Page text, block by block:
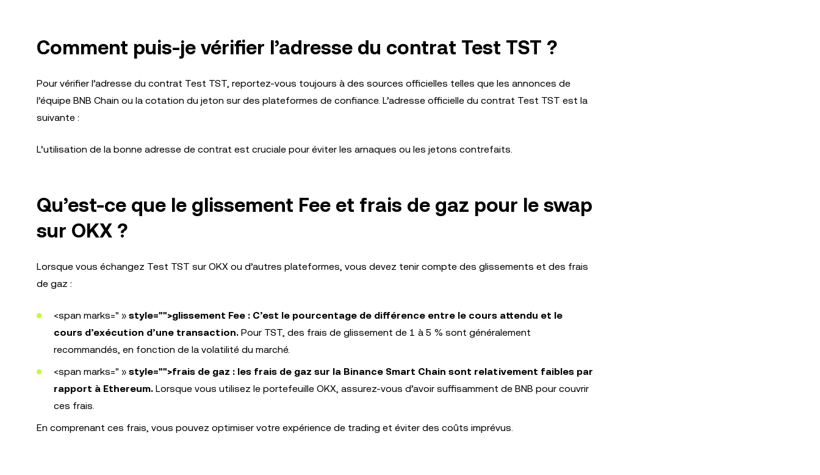
Comment puis-je vérifier l’adresse du contrat Test TST ?
Pour vérifier l’adresse du contrat Test TST, reportez-vous toujours à des sources officielles telles que les annonces de
l’équipe BNB Chain ou la cotation du jeton sur des plateformes de confiance. L’adresse officielle du contrat Test TST est la
suivante :
L’utilisation de la bonne adresse de contrat est cruciale pour éviter les arnaques ou les jetons contrefaits.
Qu’est-ce que le glissement Fee et frais de gaz pour le swap
sur OKX ?
Lorsque vous échangez Test TST sur OKX ou d’autres plateformes, vous devez tenir compte des glissements et des frais
de gaz :
<span marks=" » style="">glissement Fee : C’est le pourcentage de différence entre le cours attendu et le
cours d’exécution d’une transaction. Pour TST, des frais de glissement de 1 à 5 % sont généralement
recommandés, en fonction de la volatilité du marché.
<span marks=" » style="">frais de gaz : les frais de gaz sur la Binance Smart Chain sont relativement faibles par
rapport à Ethereum. Lorsque vous utilisez le portefeuille OKX, assurez-vous d’avoir suffisamment de BNB pour couvrir
ces frais.
En comprenant ces frais, vous pouvez optimiser votre expérience de trading et éviter des coûts imprévus.